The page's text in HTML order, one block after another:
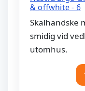
& offwhite - 6
Skalhandske
smidig vid
utomhus.